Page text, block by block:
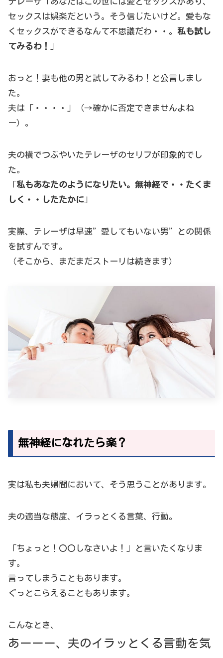
セックスは娯楽だという。そう信じたいけど。愛もな
くセックスができるなんて不思議だわ・・。 私も試し
てみるわ！
」
おっと！妻も他の男と試してみるわ！と公言しまし
た。
夫は「・・・・」（→確かに否定できませんよね
ー）。
夫の横でつぶやいたテレーザのセリフが印象的でし
た。
「私もあなたのようになりたい。無神経で・・たくま
しく・・したたかに 」
実際、テレーザは早速”愛してもいない男”との関係
を試すんです。
（そこから、まだまだストーリは続きます）
無神経になれたら楽？
実は私も夫婦間において、そう思うことがあります。
夫の適当な態度、イラっとくる言葉、行動。
「ちょっと！〇〇しなさいよ！」と言いたくなりま
す。
言ってしまうこともあります。
ぐっとこらえることもあります。
こんなとき、
あーーー、夫のイラッとくる言動を気